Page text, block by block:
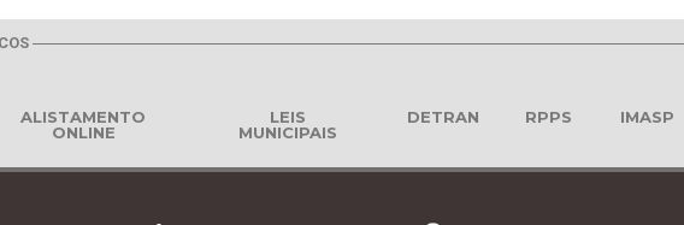
ALISTAMENTO
ONLINE
LEIS
MUNICIPAIS
DETRAN RPPS IMASP